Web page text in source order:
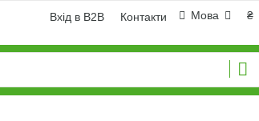
₴
Мова
Вхід в B2B Контакти